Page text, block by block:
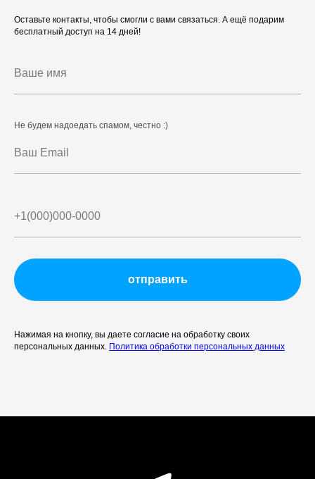
Оставьте контакты, чтобы смогли с вами связаться. А ещё подарим
бесплатный доступ на 14 дней!
Не будем надоедать спамом, честно :)
отправить
Нажимая на кнопку, вы даете согласие на обработку своих
персональных данных. Политика обработки персональных данных